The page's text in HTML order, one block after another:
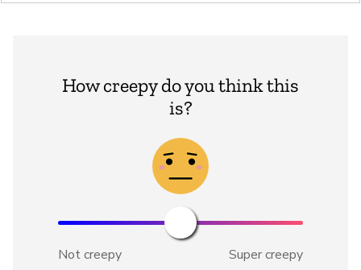
How creepy do you think this
is?
Not creepy Super creepy